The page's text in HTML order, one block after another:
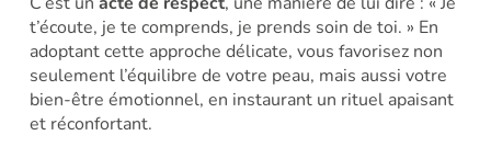
t’écoute, je te comprends, je prends soin de toi. » En
adoptant cette approche délicate, vous favorisez non
seulement l’équilibre de votre peau, mais aussi votre
bien-être émotionnel, en instaurant un rituel apaisant
et réconfortant.​